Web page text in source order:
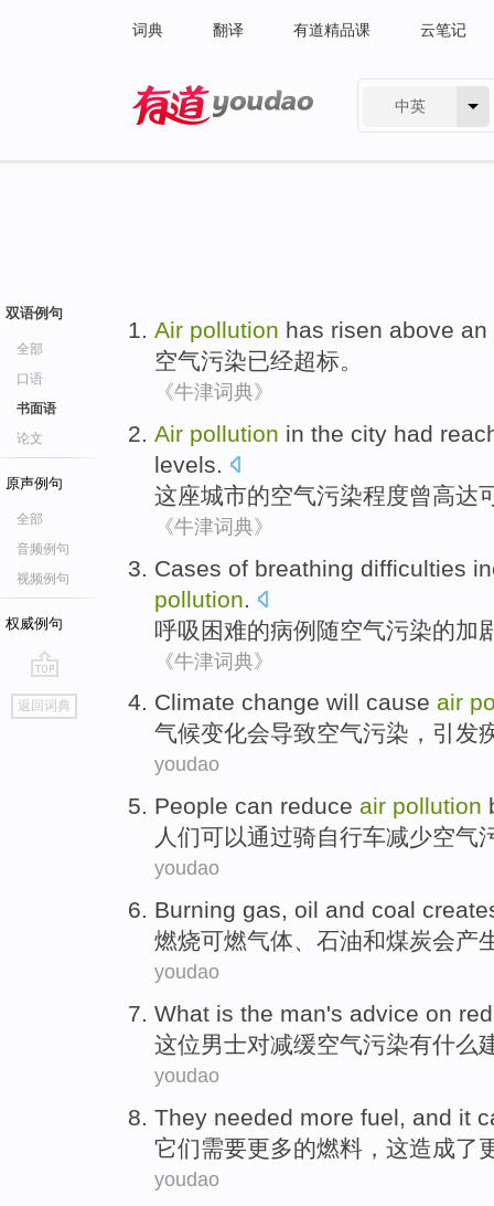
词典 翻译 有道精品课 云笔记
中英
双语例句
全部
口语
书面语
论文
原声例句
全部
音频例句
视频例句
权威例句
go
top
返回词典
Air pollution has risen above
空气污染已经超标。
《牛津词典》
Air pollution in the city had
levels.
这座城市的空气污染程度曾高达
《牛津词典》
Cases of breathing difficulties
pollution
呼吸 困难的病例 随空气污染的加
《牛津词典》
Climate change will cause air
气候变化会导致空气污染，引发
youdao
People can reduce air pollution
人 们可以通过骑自行车减少空气
youdao
Burning gas, oil and coal
燃烧可燃气体、石油和煤炭会产
youdao
What is the man's advice on
这位男士对减缓空气污染有什么
youdao
They needed more fuel, and it
它们需要更多的燃料，这造成了
youdao